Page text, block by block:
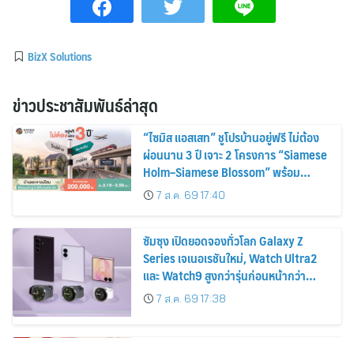
BizX Solutions
ข่าวประชาสัมพันธ์ล่าสุด
“ไซมิส แอสเสท” ชูโปรบ้านอยู่ฟรี ไม่ต้อง
ผ่อนนาน 3 ปี เจาะ 2 โครงการ “Siamese
Holm–Siamese Blossom” พร้อม
ส่วนลดและสิทธิพิเศษถึง 31 สิงหาคม
2569
7 ส.ค. 69 17:40
ซัมซุง เปิดยอดจองทั่วโลก Galaxy Z
Series เจเนอเรชันใหม่, Watch Ultra2
และ Watch9 สูงกว่ารุ่นก่อนหน้ากว่า
30%7 ส.ค. 69 17:38